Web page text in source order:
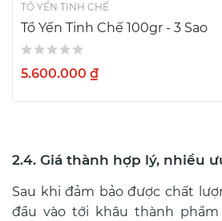
TỔ YẾN TINH CHẾ
Tổ Yến Tinh Chế 100gr - 3 Sao
5.600.000 ₫
2.4. Giá thành hợp lý, nhiều
Sau khi đảm bảo được chất
đầu vào tới khâu thành